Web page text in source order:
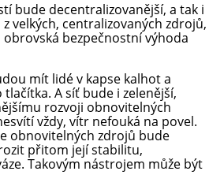
bude decentralizovanější, a tak i
velkých, centralizovaných zdrojů,
bezpečnostní výhoda
mít lidé v kapse kalhot a
A síť bude i zelenější,
rozvoji obnovitelných
vždy, vítr nefouká na povel.
obnovitelných zdrojů bude
přitom její stabilitu,
Takovým nástrojem může být